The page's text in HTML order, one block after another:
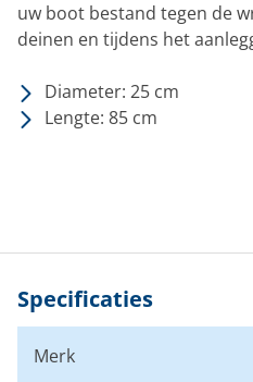
uw boot bestand tegen de
deinen en tijdens het
Diameter: 25 cm
Lengte: 85 cm
Specificaties
Merk